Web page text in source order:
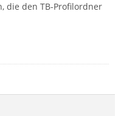
die den TB-Profilordner